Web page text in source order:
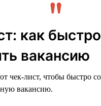
как быстро
вакансию
чек-лист, чтобы быстро
вакансию.